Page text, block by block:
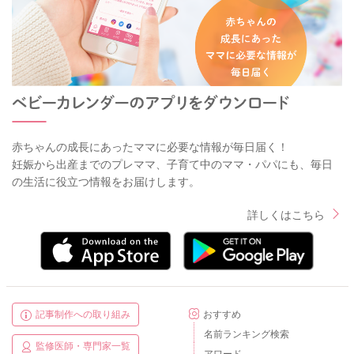
赤ちゃんの成長にあったママに必要な情報が毎日届く！
妊娠から出産までのプレママ、子育て中のママ・パパにも、毎日
の生活に役立つ情報をお届けします。
詳しくはこちら
記事制作への取り組み
監修医師・専門家一覧
おすすめ
名前ランキング検索